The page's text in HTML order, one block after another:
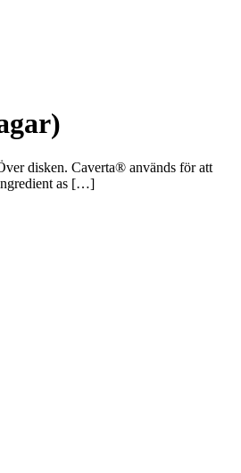
disken. Caverta® används för att
as […]